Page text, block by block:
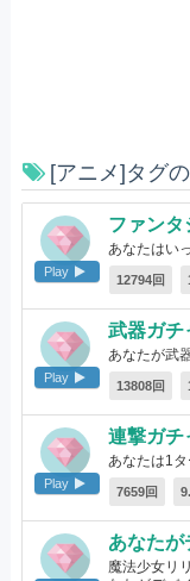
[アニメ]タグ
Play
ファンタ
あなたはい
12794回
Play
武器ガチ
あなたが武
13808回
Play
連撃ガチ
あなたは1
7659回
あなたが
魔法少女リ